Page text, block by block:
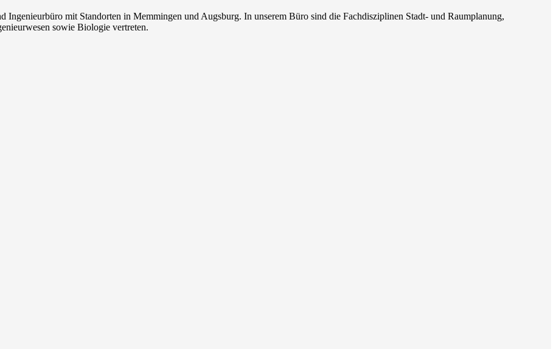
mit Standorten in Memmingen und Augsburg. In unserem Büro sind die Fachdisziplinen Stadt- und Raumplanung,
sowie Biologie vertreten.